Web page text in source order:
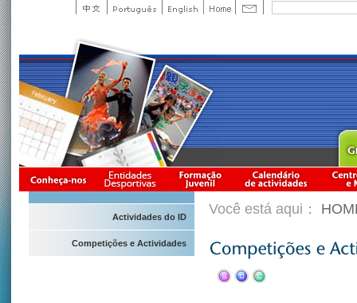
Actividades do ID
Competições e Actividades
Você está aqui：